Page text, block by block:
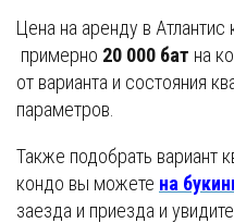
Цена на аренду в
примерно 20 000 бат на
от варианта и состояния
параметров.
Также подобрать вариант
кондо вы можете на
заезда и приезда и